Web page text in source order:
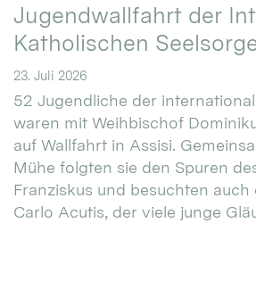
Jugendwallfahrt der
Katholischen
23. Juli 2026
52 Jugendliche der
waren mit Weihbischof
auf Wallfahrt in Assisi.
Mühe folgten sie den Spuren
Franziskus und besuchten auch
Carlo Acutis, der viele junge